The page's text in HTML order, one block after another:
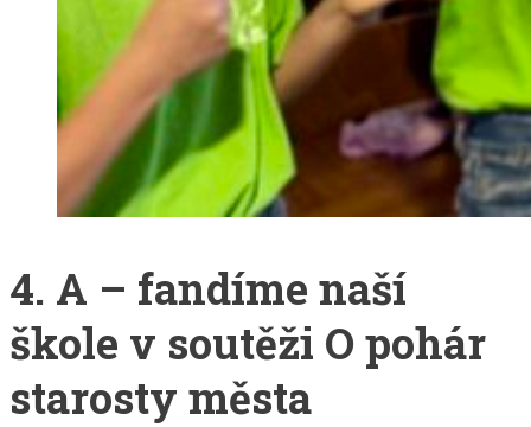
4. A – fandíme naší
škole v soutěži O pohár
starosty města